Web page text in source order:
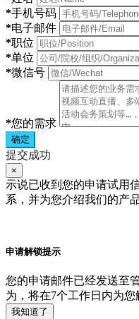
*手机号码
*电子邮件
*职位
*单位
*微信号
*您的需求
确定
提交成功
×
示说已收到您的申请试用
系，并为您介绍我们的产
申请解锁提示
您的申请邮件已经发送至
为，将在7个工作日内为您
我知道了